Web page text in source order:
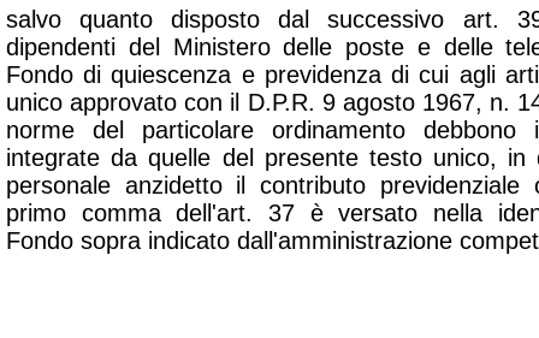
salvo quanto disposto dal successivo art.
dipendenti del Ministero delle poste e delle
Fondo di quiescenza e previdenza di cui agli
unico approvato con il D.P.R. 9 agosto 1967, n.
norme del particolare ordinamento debbono
integrate da quelle del presente testo unico, in
personale anzidetto il contributo previdenziale
primo comma dell'art. 37 è versato nella
Fondo sopra indicato dall'amministrazione